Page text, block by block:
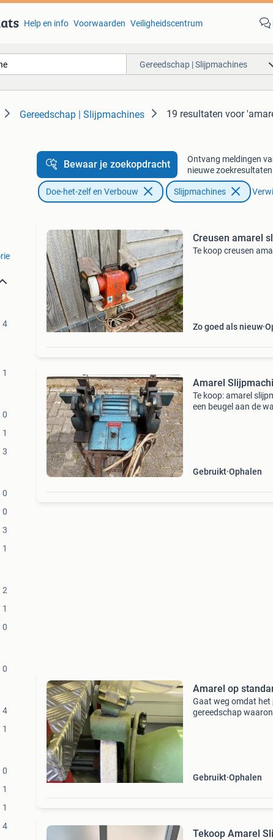
Help en info Voorwaarden Veiligheidscentrum
Gereedschap | Slijpmachines
Gereedschap | Slijpmachines 19 resultaten voor
4
1
0
1
3
0
0
3
1
2
1
0
0
4
1
0
1
1
4
Bewaar je zoekopdracht
Ontvang meldingen
nieuwe zoekresultaten
Doe-het-zelf en Verbouw Slijpmachines
Creusen amarel
Te koop creusen
Zo goed als nieuw
Amarel
Te koop: amarel
een beugel aan de
Gebruikt Ophalen
Amarel op
Gaat weg omdat het
gereedschap
Gebruikt Ophalen
Tekoop Amarel